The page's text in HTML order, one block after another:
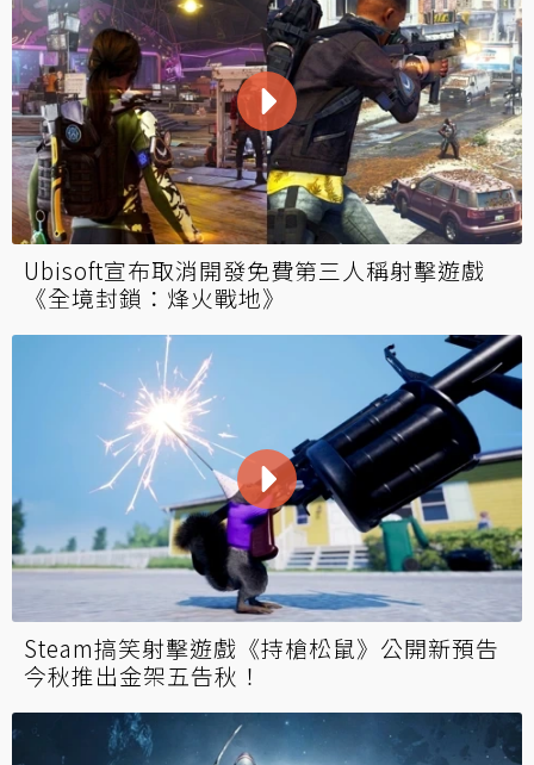
Ubisoft宣布取消開發免費第三人稱射擊遊戲
《全境封鎖：烽火戰地》
Steam搞笑射擊遊戲《持槍松鼠》公開新預告
今秋推出金架五告秋！